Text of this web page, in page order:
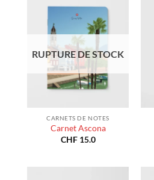
RUPTURE DE STOCK
CARNETS DE NOTES
Carnet Ascona
CHF15.0